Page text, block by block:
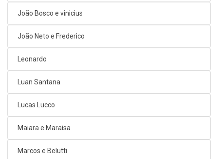
João Bosco e vinicius
João Neto e Frederico
Leonardo
Luan Santana
Lucas Lucco
Maiara e Maraisa
Marcos e Belutti